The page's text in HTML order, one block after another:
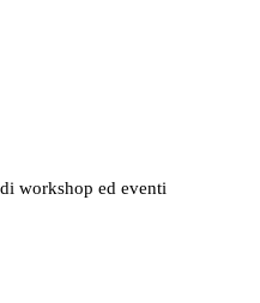
workshop ed eventi